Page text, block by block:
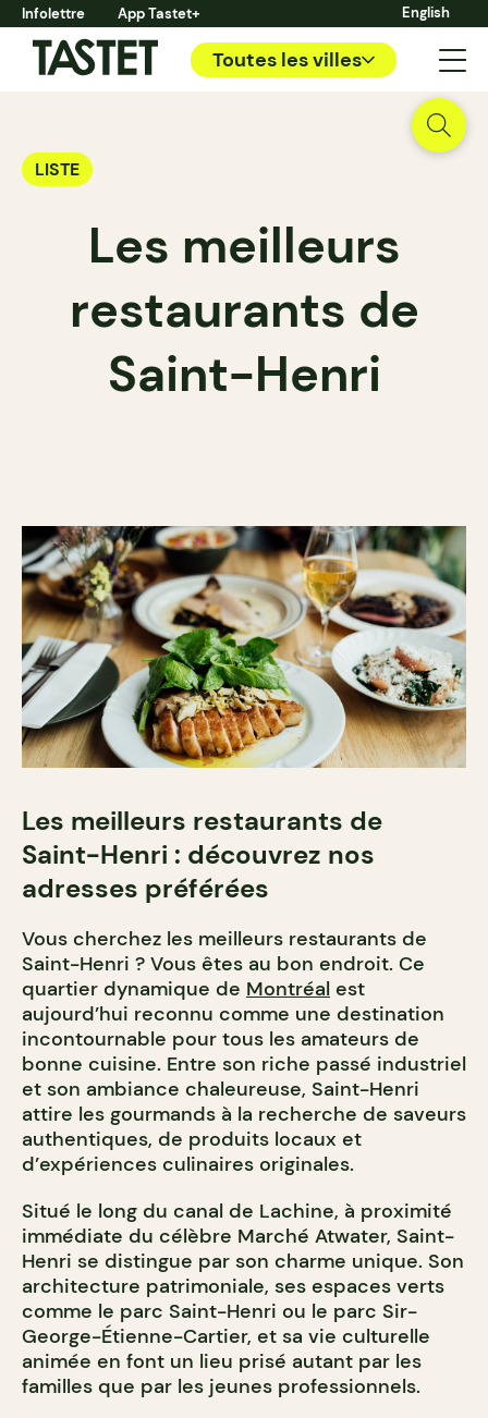
Infolettre App Tastet+ English
Toutes les villes
LISTE
Les meilleurs
restaurants de
Saint-Henri
Les meilleurs restaurants de
Saint-Henri : découvrez nos
adresses préférées
Vous cherchez les meilleurs restaurants de
Saint-Henri ? Vous êtes au bon endroit. Ce
quartier dynamique de Montréal est
aujourd’hui reconnu comme une destination
incontournable pour tous les amateurs de
bonne cuisine. Entre son riche passé industriel
et son ambiance chaleureuse, Saint-Henri
attire les gourmands à la recherche de saveurs
authentiques, de produits locaux et
d’expériences culinaires originales.
Situé le long du canal de Lachine, à proximité
immédiate du célèbre Marché Atwater, Saint-
Henri se distingue par son charme unique. Son
architecture patrimoniale, ses espaces verts
comme le parc Saint-Henri ou le parc Sir-
George-Étienne-Cartier, et sa vie culturelle
animée en font un lieu prisé autant par les
familles que par les jeunes professionnels.